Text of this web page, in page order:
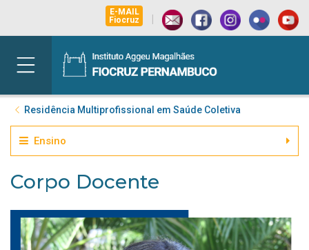
E-MAIL
Fiocruz
|
Residência Multiprofissional em Saúde Coletiva
Ensino
Corpo Docente